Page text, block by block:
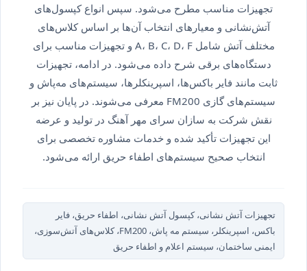
تجهیزات مناسب مطرح می‌شود. سپس انواع کپسول‌های
آتش‌نشانی و معیارهای انتخاب آن‌ها بر اساس کلاس‌های
مختلف آتش شامل A، B، C، D، F و تجهیزات مناسب برای
دستگاه‌های برقی شرح داده می‌شود. در ادامه، تجهیزات
ثابت مانند فایر باکس‌ها، اسپرینکلرها، سیستم‌های مه‌پاش و
سیستم‌های گازی FM200 معرفی می‌شوند. در پایان نیز بر
نقش شرکت به سازان سرای مهر آهنگ در تولید و عرضه
این تجهیزات تأکید شده و خدمات مشاوره تخصصی برای
انتخاب صحیح سیستم‌های اطفاء حریق ارائه می‌شود.
تجهیزات آتش نشانی، کپسول آتش نشانی، اطفاء حریق، فایر
باکس، اسپرینکلر، سیستم مه پاش، FM200، کلاس‌های آتش‌سوزی،
ایمنی ساختمان، سیستم اعلام و اطفاء حریق